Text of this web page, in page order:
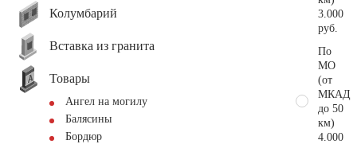
Колумбарий
Вставка из гранита
Товары
Ангел на могилу
Балясины
Бордюр
3.000
руб.
По
МО
(от
МКАД
до 50
км)
4.000